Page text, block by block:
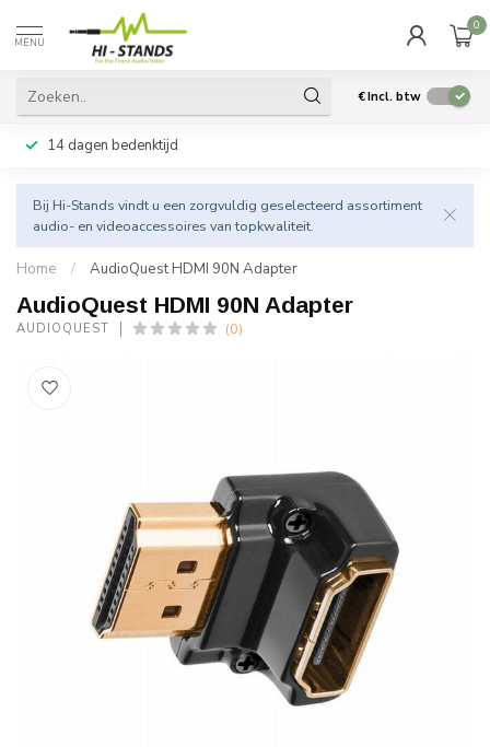
MENU
0
€Incl. btw
14 dagen bedenktijd
Bij Hi-Stands vindt u een zorgvuldig geselecteerd assortiment
audio- en videoaccessoires van topkwaliteit.
Home / AudioQuest HDMI 90N Adapter
AudioQuest HDMI 90N Adapter
AUDIOQUEST (0)